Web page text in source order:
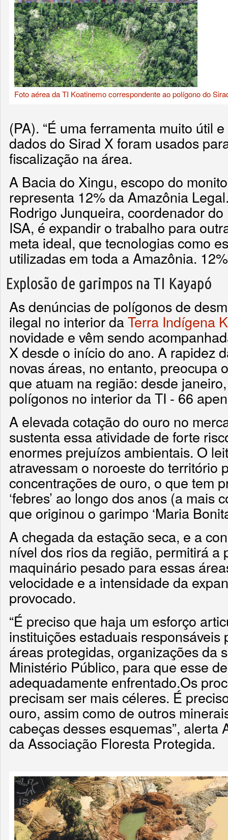
Foto aérea da TI Koatinemo correspondente ao polígono do
(PA). “É uma ferramenta muito útil
dados do Sirad X foram usados
fiscalização na área.
A Bacia do Xingu, escopo do
representa 12% da Amazônia
Rodrigo Junqueira, coordenador
ISA, é expandir o trabalho para
meta ideal, que tecnologias como
utilizadas em toda a Amazônia.
Explosão de garimpos na TI Kayapó
As denúncias de polígonos de
ilegal no interior daTerra Indígena
novidade e vêm sendo
X desde o início do ano. A rapidez
novas áreas, no entanto, preocupa
que atuam na região: desde
polígonos no interior da TI - 66
A elevada cotação do ouro no
sustenta essa atividade de forte
enormes prejuízos ambientais. O
atravessam o noroeste do território
concentrações de ouro, o que tem
‘febres’ ao longo dos anos (a mais
que originou o garimpo ‘Maria
A chegada da estação seca, e a
nível dos rios da região, permitirá a
maquinário pesado para essas
velocidade e a intensidade da
provocado.
“É preciso que haja um esforço
instituições estaduais responsáveis
áreas protegidas, organizações da
Ministério Público, para que esse
adequadamente enfrentado.Os
precisam ser mais céleres. É
ouro, assim como de outros
cabeças desses esquemas”, alerta
da Associação Floresta Protegida.